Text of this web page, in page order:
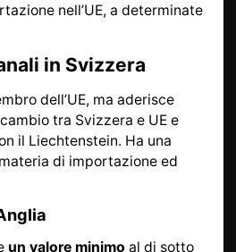
nell’UE, a determinate
in Svizzera
dell’UE, ma aderisce
tra Svizzera e UE e
il Liechtenstein. Ha una
di importazione ed
un valore minimo al di sotto